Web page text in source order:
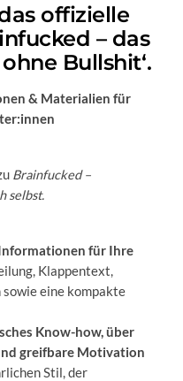
offizielle
– das
Bullshit‘.
& Materialien für
Brainfucked –
selbst.
für Ihre
Klappentext,
eine kompakte
Know-how, über
greifbare Motivation
Stil, der